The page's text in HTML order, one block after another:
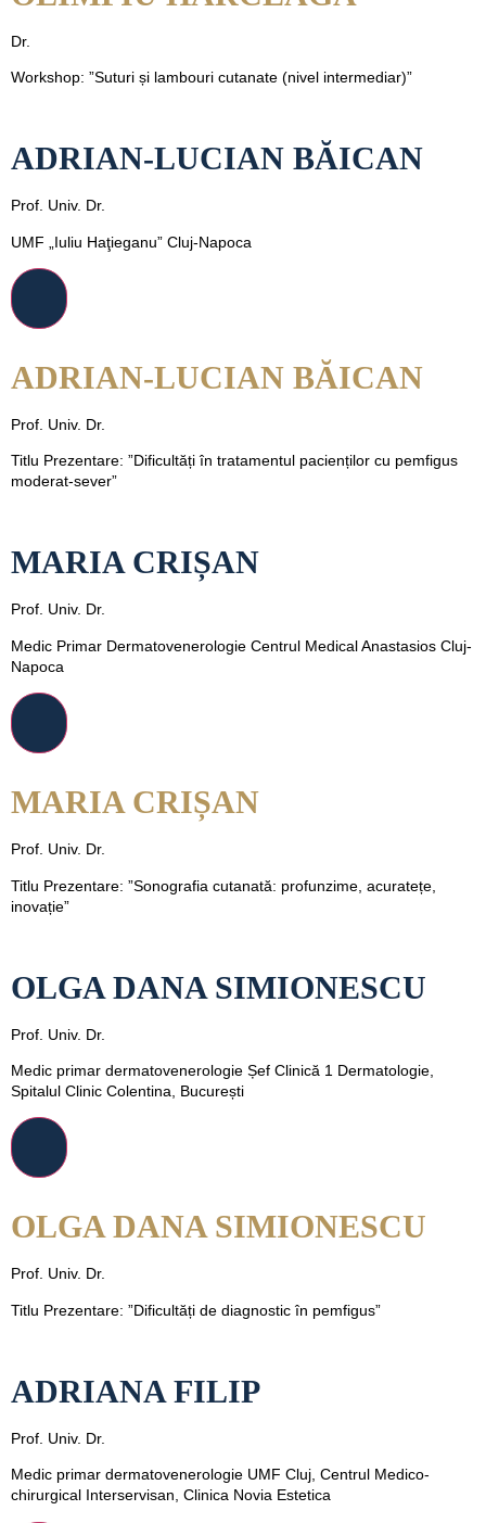
Dr.
Workshop: ”Suturi și lambouri cutanate (nivel intermediar)”
ADRIAN-LUCIAN BĂICAN
Prof. Univ. Dr.
UMF „Iuliu Haţieganu” Cluj-Napoca
ADRIAN-LUCIAN BĂICAN
Prof. Univ. Dr.
Titlu Prezentare: ”Dificultăți în tratamentul pacienților cu pemfigus
moderat-sever”
MARIA CRIȘAN
Prof. Univ. Dr.
Medic Primar Dermatovenerologie Centrul Medical Anastasios Cluj-
Napoca
MARIA CRIȘAN
Prof. Univ. Dr.
Titlu Prezentare: ”Sonografia cutanată: profunzime, acuratețe,
inovație”
OLGA DANA SIMIONESCU
Prof. Univ. Dr.
Medic primar dermatovenerologie Șef Clinică 1 Dermatologie,
Spitalul Clinic Colentina, București
OLGA DANA SIMIONESCU
Prof. Univ. Dr.
Titlu Prezentare: ”Dificultăți de diagnostic în pemfigus”
ADRIANA FILIP
Prof. Univ. Dr.
Medic primar dermatovenerologie UMF Cluj, Centrul Medico-
chirurgical Interservisan, Clinica Novia Estetica